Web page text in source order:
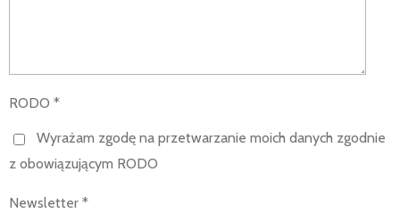
RODO *
Wyrażam zgodę na przetwarzanie moich danych zgodnie
z obowiązującym RODO
Newsletter *